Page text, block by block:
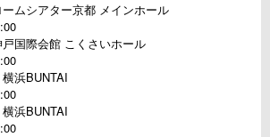
ムシアター京都 メインホール
国際会館 こくさいホール
浜BUNTAI
浜BUNTAI